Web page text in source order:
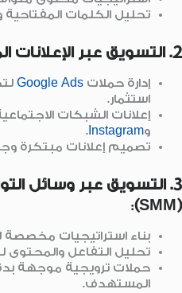
تحليل الكلمات المفتاحية
2. التسويق عبر الإعلانات المدفوعة (PPC)
إدارة حملات Google Ads
استثمار.
إعلانات الشبكات
وInstagram
.
تصميم إعلانات مبتكرة
3. التسويق عبر وسائل
(SMM)
:
بناء استراتيجيات مخصصة
تحليل التفاعل والمحتوى
حملات ترويجية موجهة
المستهدف.